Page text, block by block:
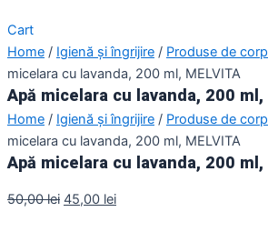
Cart
Home / Igienă și îngrijire / Produse de corp
micelara cu lavanda, 200 ml, MELVITA
Apă micelara cu lavanda, 200 ml,
Home / Igienă și îngrijire / Produse de corp
micelara cu lavanda, 200 ml, MELVITA
Apă micelara cu lavanda, 200 ml,
50,00lei 45,00 lei